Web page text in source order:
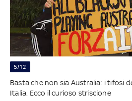
5/12
Basta che non sia Australia: i tifosi
Italia. Ecco il curioso striscione